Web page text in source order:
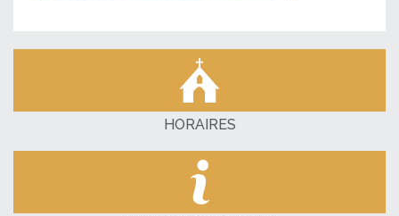
HORAIRES